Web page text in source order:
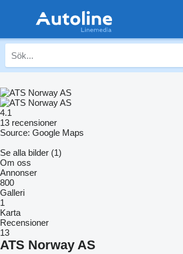
4.1
13 recensioner
Source: Google Maps
Se alla bilder (1)
Om oss
Annonser
800
Galleri
1
Karta
Recensioner
13
ATS Norway AS